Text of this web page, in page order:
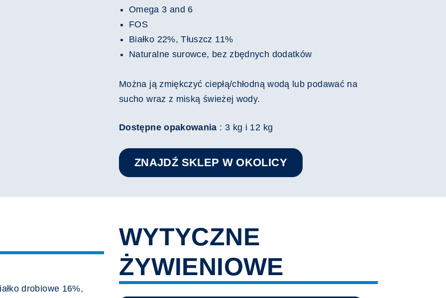
Omega 3 and 6
FOS
Białko 22%, Tłuszcz 11%
Naturalne surowce, bez zbędnych dodatków
Można ją zmiękczyć ciepłą/chłodną wodą lub podawać na
sucho wraz z miską świeżej wody.
Dostępne opakowania : 3 kg i 12 kg
ZNAJDŹ SKLEP W OKOLICY
drobiowe 16%,
WYTYCZNE
ŻYWIENIOWE